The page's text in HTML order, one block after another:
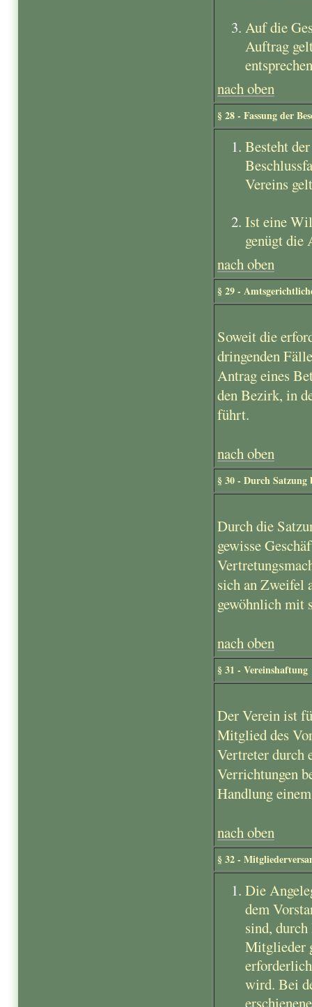
Auf die
Auftrag
nach oben
§ 28 - Fassung der
Besteht
Vereins
Ist eine
genügt die
nach oben
§ 29 -
Soweit die
dringenden
Antrag eines
den Bezirk, in
führt.
nach oben
§ 30 - Durch Satzung
Durch die
gewisse
sich an Zweifel
gewöhnlich mit
nach oben
§ 31 - Vereinshaftung
Der Verein ist
Mitglied des
Vertreter durch
Verrichtungen
Handlung
nach oben
§ 32 -
Die
dem
sind,
Mitglieder
wird. Bei